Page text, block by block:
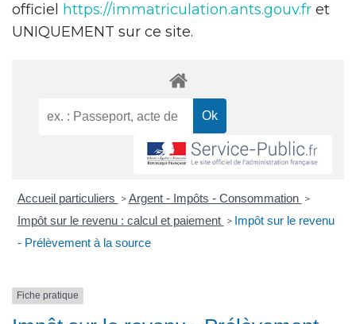
officiel
https://immatriculation.ants.gouv.fr et
UNIQUEMENT sur ce site.
Accueil particuliers > Argent - Impôts - Consommation >
Impôt sur le revenu : calcul et paiement > Impôt sur le revenu
- Prélèvement à la source
Fiche pratique